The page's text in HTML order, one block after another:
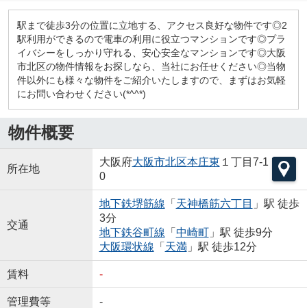
駅まで徒歩3分の位置に立地する、アクセス良好な物件です◎2
駅利用ができるので電車の利用に役立つマンションです◎プラ
イバシーをしっかり守れる、安心安全なマンションです◎大阪
市北区の物件情報をお探しなら、当社にお任せください◎当物
件以外にも様々な物件をご紹介いたしますので、まずはお気軽
にお問い合わせください(*^^*)
物件概要
所在地
大阪府大阪市北区本庄東 １丁目7-1
0
交通
地下鉄堺筋線 「 天神橋筋六丁目 」駅 徒歩
3分
地下鉄谷町線 「 中崎町」駅 徒歩9分
大阪環状線 「 天満」駅 徒歩12分
賃料 -
管理費等 -